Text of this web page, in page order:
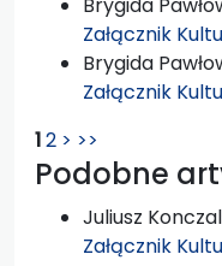
Załącznik
Brygida
Załącznik
12 > >>
Podobne
Juliusz
Załącznik